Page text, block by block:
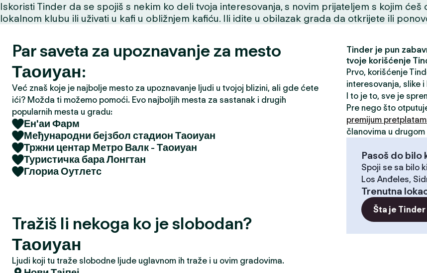
t
r
i
c
a
Iskoristi Tinder da se spojiš s nekim ko deli tvoja interesovanja, s novim prijateljem s kojim
lokalnom klubu ili uživati u kafi u obližnjem kafiću. Ili idite u obilazak grada da otkrijete ili
Par saveta za upoznavanje za mesto
Таоиуан:
Već znaš koje je najbolje mesto za upoznavanje ljudi u tvojoj blizini, ali gde ćete
ići? Možda ti možemo pomoći. Evo najboljih mesta za sastanak i drugih
popularnih mesta u gradu:
Ен'аи Фарм
Међународни бејзбол стадион Таоиуан
Тржни центар Метро Валк - Таоиуан
Туристичка бара Лонгтан
Глориа Оутлетс
Tražiš li nekoga ko je slobodan?
Таоиуан
Ljudi koji tu traže slobodne ljude uglavnom ih traže i u ovim gradovima.
Tinder je pun
tvoje korišćenje
Prvo, korišćenje
interesovanja, slike
I to je to, sve je
Pre nego što
premijum
članovima u
Pasoš do bilo
Spoji se sa bilo
Los Anđeles,
Trenutna
Šta je